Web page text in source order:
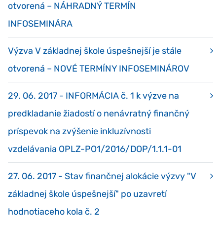
otvorená – NÁHRADNÝ TERMÍN
INFOSEMINÁRA
Výzva V základnej škole úspešnejší je stále
otvorená – NOVÉ TERMÍNY INFOSEMINÁROV
29. 06. 2017 - INFORMÁCIA č. 1 k výzve na
predkladanie žiadostí o nenávratný finančný
príspevok na zvýšenie inkluzívnosti
vzdelávania OPLZ-PO1/2016/DOP/1.1.1-01
27. 06. 2017 - Stav finančnej alokácie výzvy "V
základnej škole úspešnejší" po uzavretí
hodnotiaceho kola č. 2